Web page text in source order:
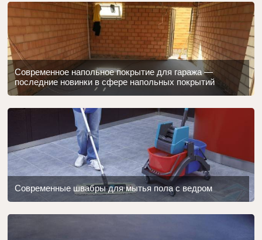
Современное напольное покрытие для гаража —
последние новинки в сфере напольных покрытий
Современные швабры для мытья пола с ведром